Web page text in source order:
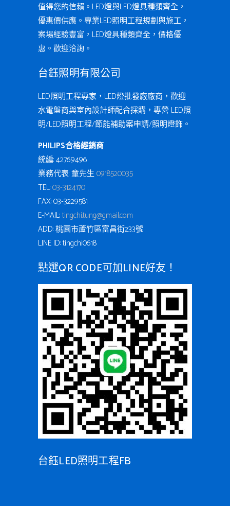
值得您的信賴。LED燈與LED燈具種類齊全，
優惠價供應。專業LED照明工程規劃與施工，
案場經驗豐富，LED燈具種類齊全，價格優
惠。歡迎洽詢。
台鈺照明有限公司
LED照明工程專家，LED燈批發廠廠商，歡迎
水電盤商與室內設計師配合採購，專營 LED照
明/LED照明工程/節能補助案申請/照明燈飾。
PHILIPS合格經銷商
統編: 42769496
業務代表: 童先生0918520035
TEL:03-3124170
FAX: 03-3229581
E-MAIL:tingchi.tung@gmail.com
ADD: 桃園市蘆竹區富昌街233號
LINE ID: tingchi0618
點選QR CODE可加LINE好友！
台鈺LED照明工程FB